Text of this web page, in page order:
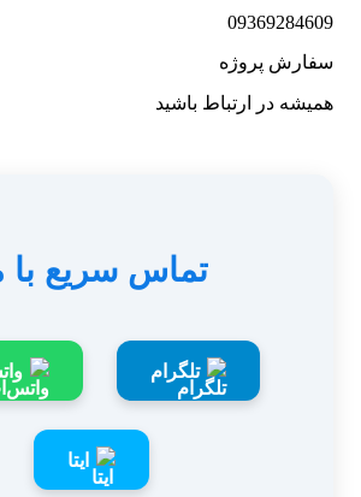
09369284609
سفارش پروژه
همیشه در ارتباط باشید
تماس سریع با
تلگرام
ایتا